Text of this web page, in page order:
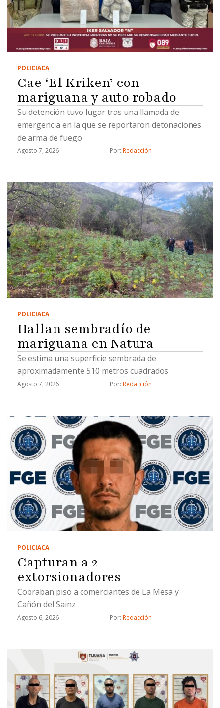
POLICIACA
Cae ‘El Kriken’ con
mariguana y auto robado
Su detención tuvo lugar tras una llamada de
emergencia en la que se reportaron detonaciones
de arma de fuego
Agosto 7, 2026 Por: Redacción
POLICIACA
Hallan sembradío de
mariguana en Natura
Se estima una superficie sembrada de
aproximadamente 510 metros cuadrados
Agosto 7, 2026 Por: Redacción
POLICIACA
Capturan a 2
extorsionadores
Cobraban piso a comerciantes de La Mesa y
Cañón del Sainz
Agosto 6, 2026 Por: Redacción